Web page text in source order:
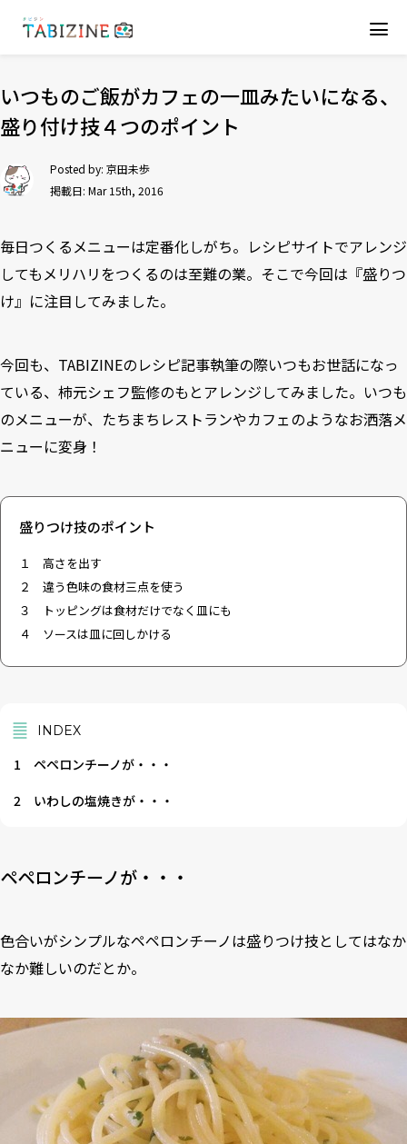
いつものご飯がカフェの一皿みたいになる、
盛り付け技４つのポイント
Posted by: 京田未歩
掲載日: Mar 15th, 2016
毎日つくるメニューは定番化しがち。レシピサイトでアレンジ
してもメリハリをつくるのは至難の業。そこで今回は『盛りつ
け』に注目してみました。
今回も、TABIZINEのレシピ記事執筆の際いつもお世話になっ
ている、柿元シェフ監修のもとアレンジしてみました。いつも
のメニューが、たちまちレストランやカフェのようなお洒落メ
ニューに変身！
盛りつけ技のポイント
１ 高さを出す
２ 違う色味の食材三点を使う
３ トッピングは食材だけでなく皿にも
４ ソースは皿に回しかける
INDEX
1
ペペロンチーノが・・・
2
いわしの塩焼きが・・・
ペペロンチーノが・・・
色合いがシンプルなペペロンチーノは盛りつけ技としてはなか
なか難しいのだとか。